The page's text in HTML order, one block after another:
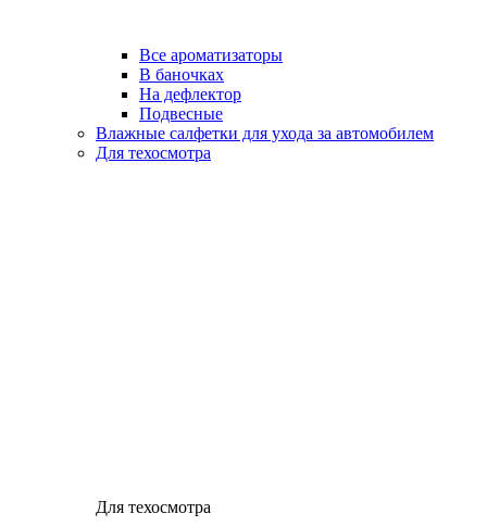
Все ароматизаторы
В баночках
На дефлектор
Подвесные
Влажные салфетки для ухода за автомобилем
Для техосмотра
Для техосмотра